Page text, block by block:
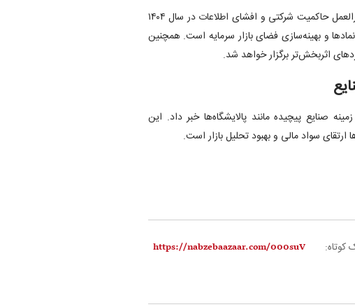
مدیر نظارت بر ناشران سازمان بورس خبر داد که دستورالعمل حاکمیت شرکتی و افشای اطلاعات در سال ۱۴۰۴
و بهینه‌سازی فضای بازار سرمایه است. همچنین
اثربخش‌تر برگزار خواهد شد.
صنایع پیچیده مانند پالایشگاه‌ها خبر داد. این
سواد مالی و بهبود تحلیل بازار است.
کوتاه: